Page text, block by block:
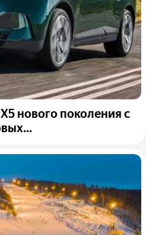
нового поколения с